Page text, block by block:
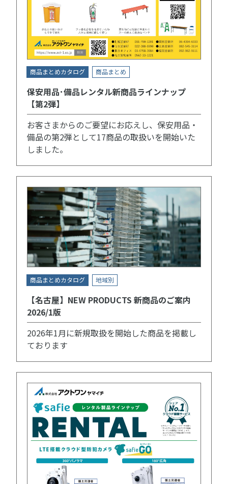
商品まとめカタログ 商品まとめ
保安用品･備品レンタル新商品ラインナップ
【第2弾】
お客さまからのご要望にお応えし、保安用品・
備品の第2弾として17商品の取扱いを開始いた
しました。
商品まとめカタログ 地域別
【名古屋】NEW PRODUCTS 新商品のご案内
2026/1版
2026年1月に新規取扱を開始した商品を掲載し
ております